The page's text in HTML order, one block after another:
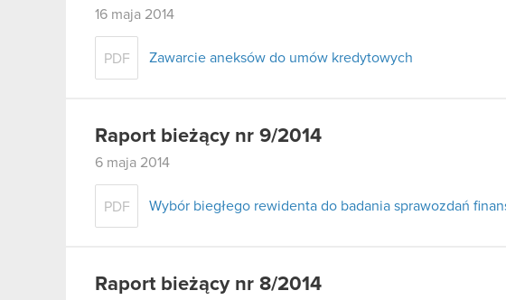
16 maja 2014
PDF Zawarcie aneksów do umów kredytowych
Raport bieżący nr 9/2014
6 maja 2014
PDF Wybór biegłego rewidenta do badania sprawozdań
Raport bieżący nr 8/2014